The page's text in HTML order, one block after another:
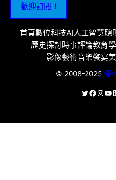
歡迎訂閱 !
首頁數位科技AI人工智慧聰
歷史探討時事評論教育
影像藝術音樂饗宴
© 2008-2025 優
X